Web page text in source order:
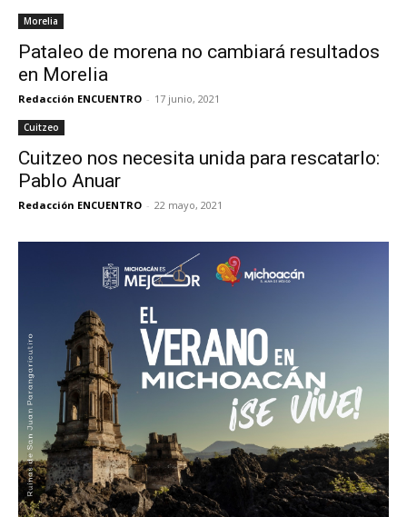
Morelia
Pataleo de morena no cambiará resultados
en Morelia
Redacción ENCUENTRO - 17 junio, 2021
Cuitzeo
Cuitzeo nos necesita unida para rescatarlo:
Pablo Anuar
Redacción ENCUENTRO - 22 mayo, 2021